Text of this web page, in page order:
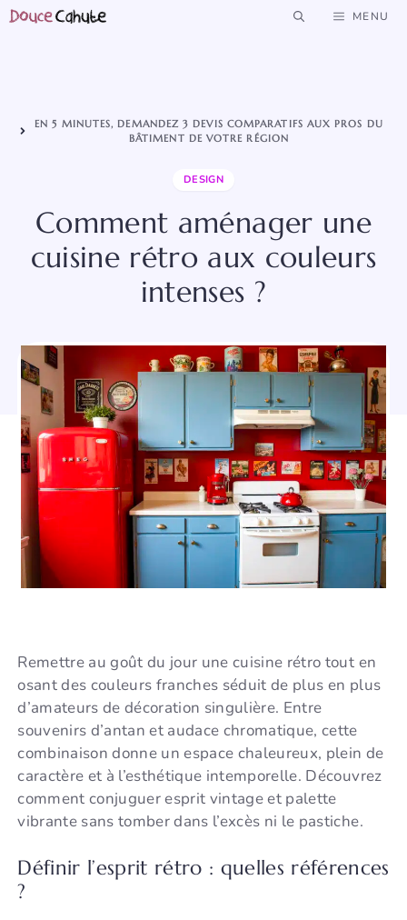
Aller
MENU
EN 5 MINUTES, DEMANDEZ 3 DEVIS COMPARATIFS AUX PROS DU
BÂTIMENT DE VOTRE RÉGION
DESIGN
Comment aménager une
cuisine rétro aux couleurs
intenses ?
Remettre au goût du jour une cuisine rétro tout en
osant des couleurs franches séduit de plus en plus
d’amateurs de décoration singulière. Entre
souvenirs d’antan et audace chromatique, cette
combinaison donne un espace chaleureux, plein de
caractère et à l’esthétique intemporelle. Découvrez
comment conjuguer esprit vintage et palette
vibrante sans tomber dans l’excès ni le pastiche.
Définir l’esprit rétro : quelles références
?